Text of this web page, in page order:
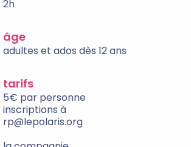
2h
âge
adultes et ados dès 12 ans
tarifs
5€ par personne
inscriptions à
rp@lepolaris.org